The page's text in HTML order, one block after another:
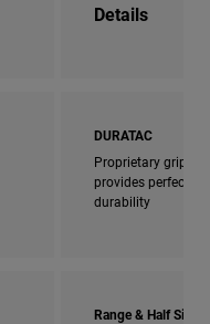
Details
DURATAC
Proprietary grip
provides perfect
durability
Range & Half Sizes